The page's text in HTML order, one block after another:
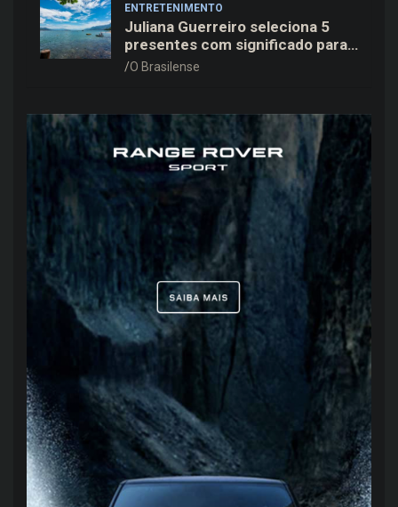
ENTRETENIMENTO
Juliana Guerreiro seleciona 5
presentes com significado para
o Dia dos Pais
O Brasilense